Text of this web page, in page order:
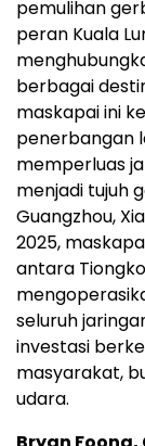
pemulihan
peran Kuala
berbagai
maskapai ini
penerbangan
memperluas
menjadi tujuh
Guangzhou,
2025,
antara
seluruh
investasi
masyarakat,
udara.